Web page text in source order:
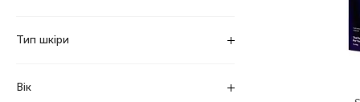
Тип шкіри
Вік